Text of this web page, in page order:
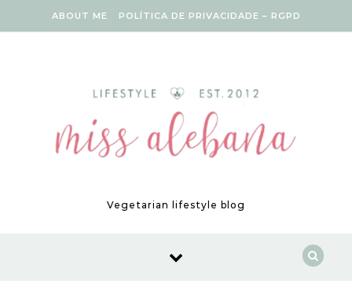
ABOUT ME POLÍTICA DE PRIVACIDADE – RGPD
Vegetarian lifestyle blog